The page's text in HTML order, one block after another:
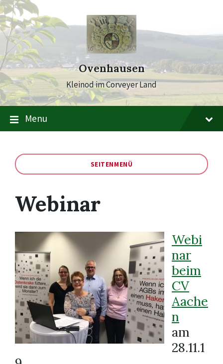
Skip
to
content
Skip
to
main
navigation
Skip
to
footer
Ovenhausen
Kleinod im Corveyer Land
Menu
SEITENMENÜ
Webinar
Webi
nar
beim
CV
Aache
n
am
28.11.1